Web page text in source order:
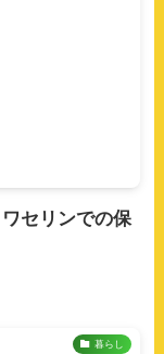
セリンでの保
暮らし